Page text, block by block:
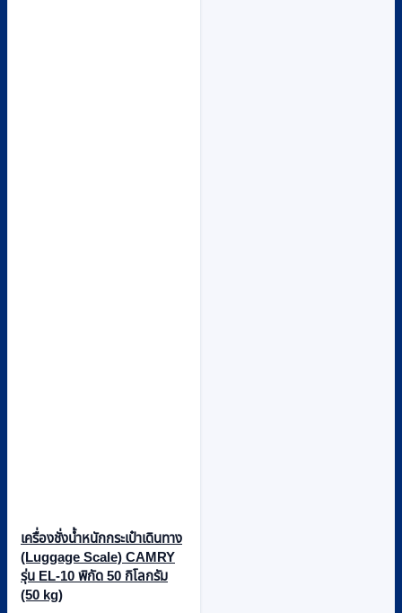
เครื่องชั่งน้ำหนักกระเป๋าเดินทาง
(Luggage Scale) CAMRY
รุ่น EL-10 พิกัด 50 กิโลกรัม
(50 kg)